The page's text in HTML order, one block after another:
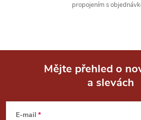
propojením s
Mějte přehled o
a slevách
E-mail